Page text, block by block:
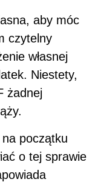
aby móc
czytelny
własnej
Niestety,
żadnej
początku
o tej sprawie